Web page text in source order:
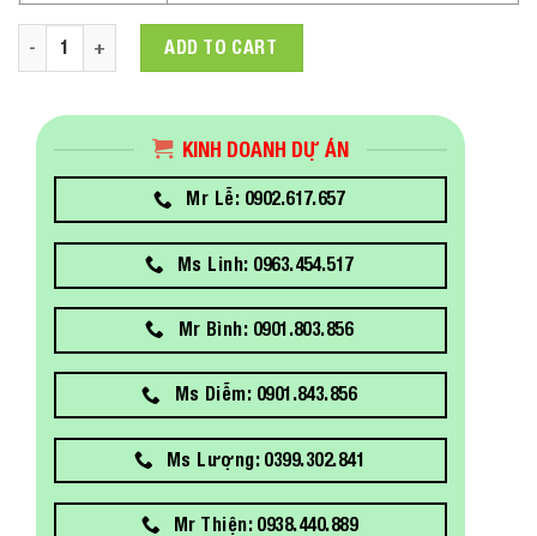
Vỏ Case Xigmatek INFINITY ARTIC 1F EN48960 ( 1 Fan RGB -
ADD TO CART
KINH DOANH DỰ ÁN
Mr Lễ: 0902.617.657
Ms Linh: 0963.454.517
Mr Bình: 0901.803.856
Ms Diễm: 0901.843.856
Ms Lượng: 0399.302.841
Mr Thiện: 0938.440.889